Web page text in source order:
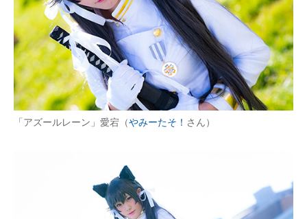
「アズールレーン」愛宕（やみーたそ！ さん）